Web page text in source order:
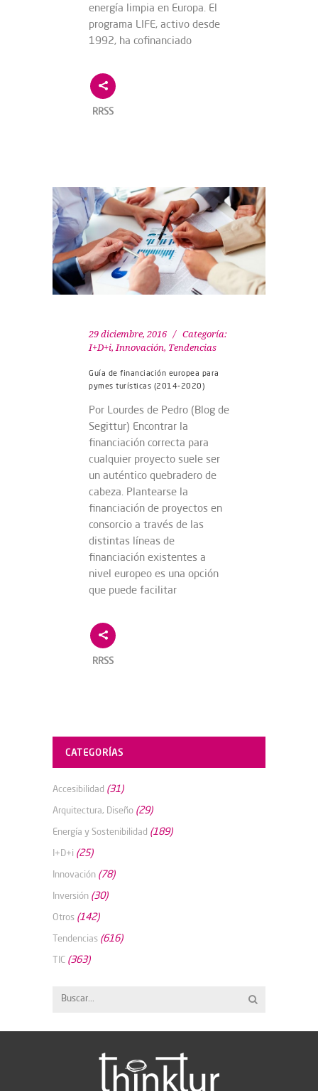
energía limpia en Europa. El
programa LIFE, activo desde
1992, ha cofinanciado
RRSS
29 diciembre, 2016
Categoría:
I+D+i, Innovación, Tendencias
Guía de financiación europea para
pymes turísticas (2014-2020)
Por Lourdes de Pedro (Blog de
Segittur) Encontrar la
financiación correcta para
cualquier proyecto suele ser
un auténtico quebradero de
cabeza. Plantearse la
financiación de proyectos en
consorcio a través de las
distintas líneas de
financiación existentes a
nivel europeo es una opción
que puede facilitar
RRSS
CATEGORÍAS
Accesibilidad (31)
Arquitectura, Diseño (29)
Energía y Sostenibilidad (189)
I+D+i (25)
Innovación (78)
Inversión (30)
Otros (142)
Tendencias (616)
TIC (363)